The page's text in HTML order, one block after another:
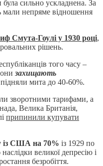
сильно ускладнена. За
мали непряме відношення
Смута-Гоулі у 1930 році,
рішень.
того часу –
захищають
мита до 40-60%.
зворотними тарифами, а
Велика Британія,
припинили купувати
із США на 70% із 1929 по
великої депресію і
безробіття.